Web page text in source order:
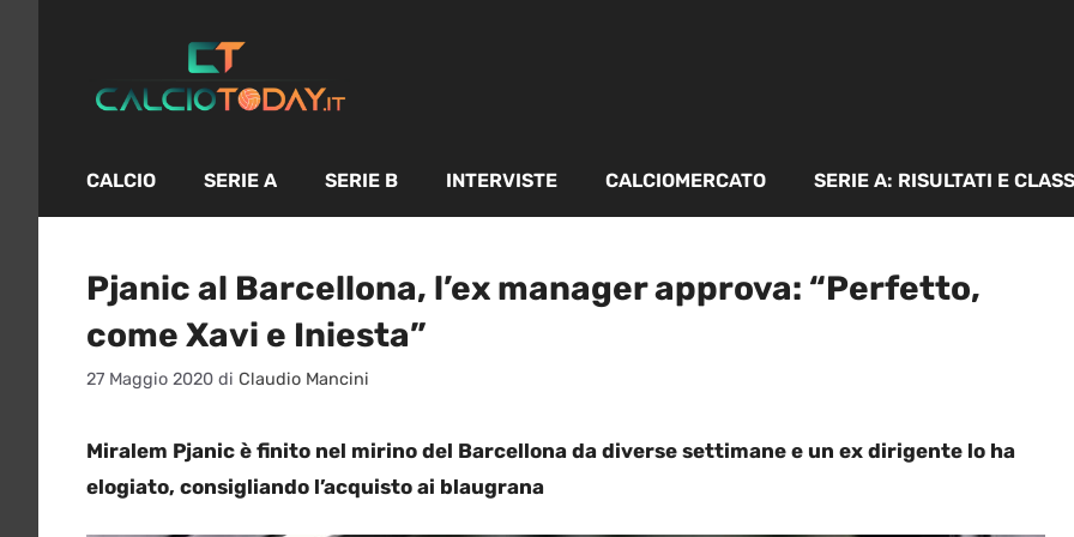
contenuto
CALCIO SERIE A SERIE B INTERVISTE CALCIOMERCATO SERIE A: RISULTATI E
Pjanic al Barcellona, l’ex manager approva: “Perfetto,
come Xavi e Iniesta”
27 Maggio 2020 di Claudio Mancini
Miralem Pjanic è finito nel mirino del Barcellona da diverse settimane e un ex dirigente lo ha
elogiato, consigliando l’acquisto ai blaugrana